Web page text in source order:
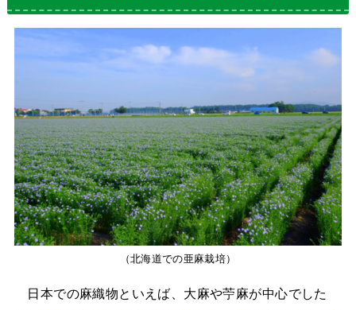
（北海道での亜麻栽培）
日本での麻織物といえば、大麻や苧麻が中心でした